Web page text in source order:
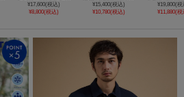
¥17,600(税込)
¥8,800(税込)
¥15,400(税込)
¥10,780(税込)
¥19,800(税
¥11,880(税